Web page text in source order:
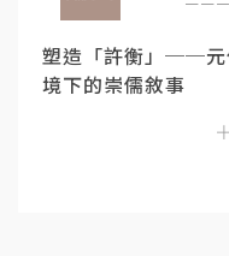
塑造「許衡」──元
境下的崇儒敘事